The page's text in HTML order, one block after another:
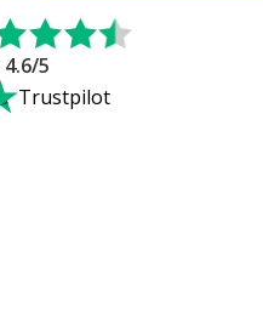
4.6/5
Trustpilot